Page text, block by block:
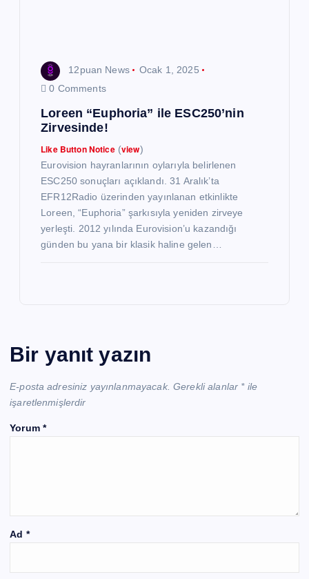
12puan News
Ocak 1, 2025
0 Comments
Loreen “Euphoria” ile ESC250’nin
Zirvesinde!
Like Button Notice(view)
Eurovision hayranlarının oylarıyla belirlenen
ESC250 sonuçları açıklandı. 31 Aralık’ta
EFR12Radio üzerinden yayınlanan etkinlikte
Loreen, “Euphoria” şarkısıyla yeniden zirveye
yerleşti. 2012 yılında Eurovision’u kazandığı
günden bu yana bir klasik haline gelen…
Bir yanıt yazın
E-posta adresiniz yayınlanmayacak. Gerekli alanlar *ile
işaretlenmişlerdir
Yorum *
Ad *